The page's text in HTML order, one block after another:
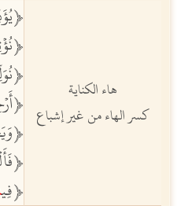
هاء الكناية‏
كسر الهاء من غير إشباع ﵳ
ﵳ
ﵳفِي